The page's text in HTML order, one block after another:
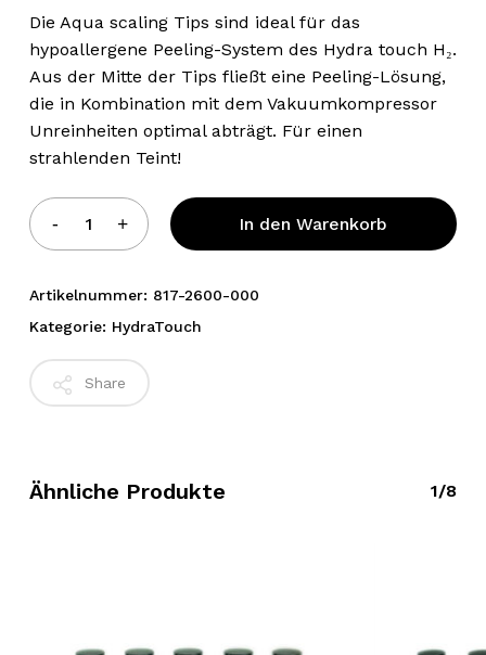
Die Aqua scaling Tips sind ideal für das
hypoallergene Peeling-System des Hydra touch H₂.
Aus der Mitte der Tips fließt eine Peeling-Lösung,
die in Kombination mit dem Vakuumkompressor
Unreinheiten optimal abträgt. Für einen
strahlenden Teint!
In den Warenkorb
Alternative:
Artikelnummer: 817-2600-000
Kategorie: HydraTouch
Share
Ähnliche Produkte 1/8